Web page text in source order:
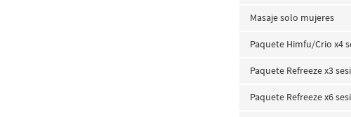
Masaje solo mujeres
Paquete Himfu/Crio x4
Paquete Refreeze x3
Paquete Refreeze x6